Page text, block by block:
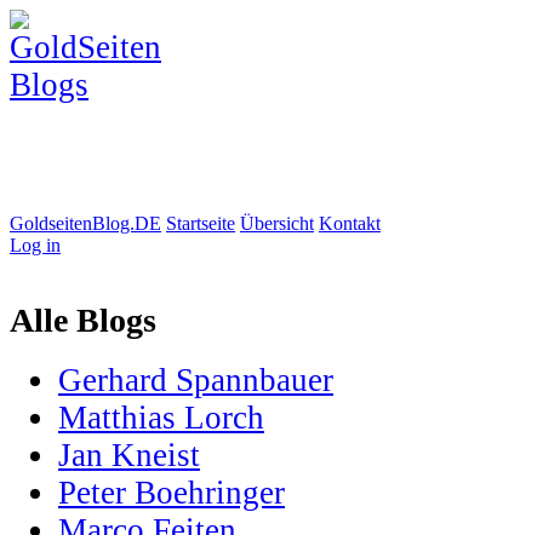
GoldseitenBlog.DE Startseite Übersicht Kontakt
Log in
Alle Blogs
Gerhard Spannbauer
Matthias Lorch
Jan Kneist
Peter Boehringer